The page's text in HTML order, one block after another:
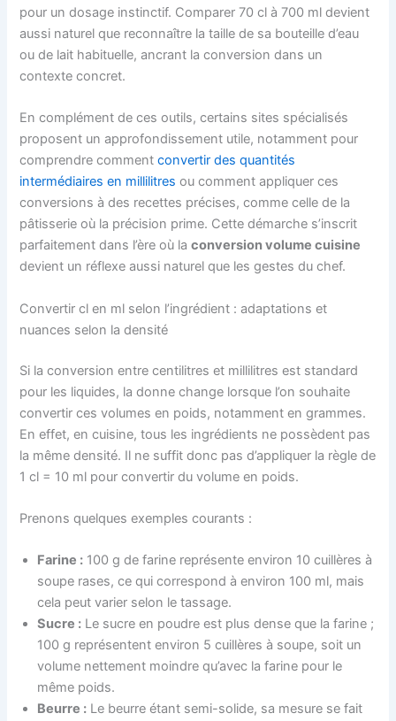
pour un dosage instinctif. Comparer 70 cl à 700 ml devient
aussi naturel que reconnaître la taille de sa bouteille d’eau
ou de lait habituelle, ancrant la conversion dans un
contexte concret.
En complément de ces outils, certains sites spécialisés
proposent un approfondissement utile, notamment pour
comprendre commentconvertir des quantités
intermédiaires en millilitres ou comment appliquer ces
conversions à des recettes précises, comme celle de la
pâtisserie où la précision prime. Cette démarche s’inscrit
parfaitement dans l’ère où laconversion volume cuisine
devient un réflexe aussi naturel que les gestes du chef.
Convertir cl en ml selon l’ingrédient : adaptations et
nuances selon la densité
Si la conversion entre centilitres et millilitres est standard
pour les liquides, la donne change lorsque l’on souhaite
convertir ces volumes en poids, notamment en grammes.
En effet, en cuisine, tous les ingrédients ne possèdent pas
la même densité. Il ne suffit donc pas d’appliquer la règle de
1 cl = 10 ml pour convertir du volume en poids.
Prenons quelques exemples courants :
Farine : 100 g de farine représente environ 10 cuillères à
soupe rases, ce qui correspond à environ 100 ml, mais
cela peut varier selon le tassage.
Sucre : Le sucre en poudre est plus dense que la farine ;
100 g représentent environ 5 cuillères à soupe, soit un
volume nettement moindre qu’avec la farine pour le
même poids.
Beurre : Le beurre étant semi-solide, sa mesure se fait